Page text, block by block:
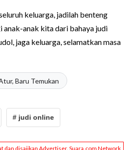
keluarga, jadilah benteng
anak-anak kita dari bahaya judi
jaga keluarga, selamatkan masa
Baru Temukan
# judi online